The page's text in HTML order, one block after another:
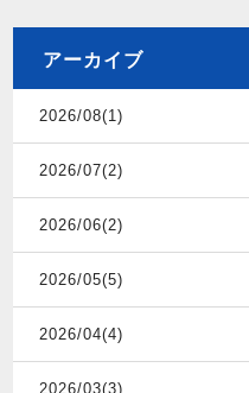
アーカイブ
2026/08(1)
2026/07(2)
2026/06(2)
2026/05(5)
2026/04(4)
2026/03(3)